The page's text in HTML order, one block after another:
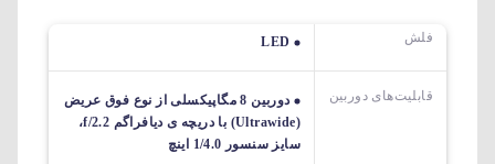
فلش LED
قابلیت‌های دوربین‌
دوربین 8 مگاپیکسلی از نوع فوق عریض
(Ultrawide) با دریچه ی دیافراگم f/2.2،
سایز سنسور 1/4.0 اینچ